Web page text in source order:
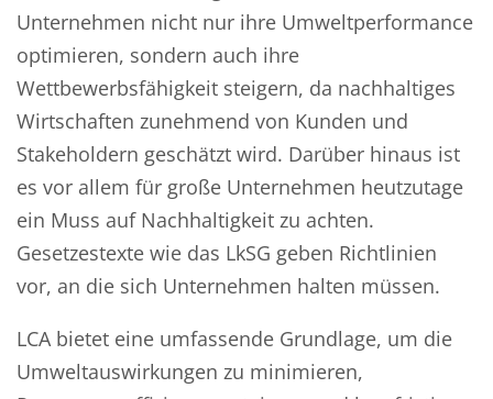
Unternehmen nicht nur ihre Umweltperformance
optimieren, sondern auch ihre
Wettbewerbsfähigkeit steigern, da nachhaltiges
Wirtschaften zunehmend von Kunden und
Stakeholdern geschätzt wird. Darüber hinaus ist
es vor allem für große Unternehmen heutzutage
ein Muss auf Nachhaltigkeit zu achten.
Gesetzestexte wie das LkSG geben Richtlinien
vor, an die sich Unternehmen halten müssen.
LCA bietet eine umfassende Grundlage, um die
Umweltauswirkungen zu minimieren,